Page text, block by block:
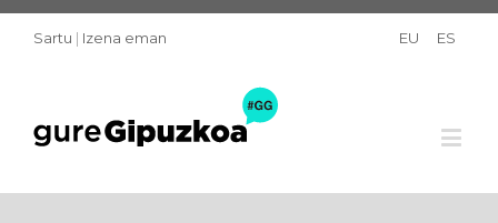
Sartu | Izena eman EU ES